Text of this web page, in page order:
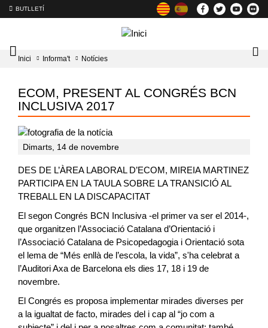
BUTLLETÍ
Mobile
menu
Inici Informa't Notícies
ECOM, PRESENT AL CONGRÉS BCN
INCLUSIVA 2017
Dimarts, 14 de novembre
DES DE L’ÀREA LABORAL D’ECOM, MIREIA MARTINEZ
PARTICIPA EN LA TAULA SOBRE LA TRANSICIÓ AL
TREBALL EN LA DISCAPACITAT
El segon Congrés BCN Inclusiva -el primer va ser el 2014-,
que organitzen l’Associació Catalana d’Orientació i
l’Associació Catalana de Psicopedagogia i Orientació sota
el lema de “Més enllà de l’escola, la vida”, s'ha celebrat a
l’Auditori Axa de Barcelona els dies 17, 18 i 19 de
novembre.
El Congrés es proposa implementar mirades diverses per
a la igualtat de facto, mirades del i cap al “jo com a